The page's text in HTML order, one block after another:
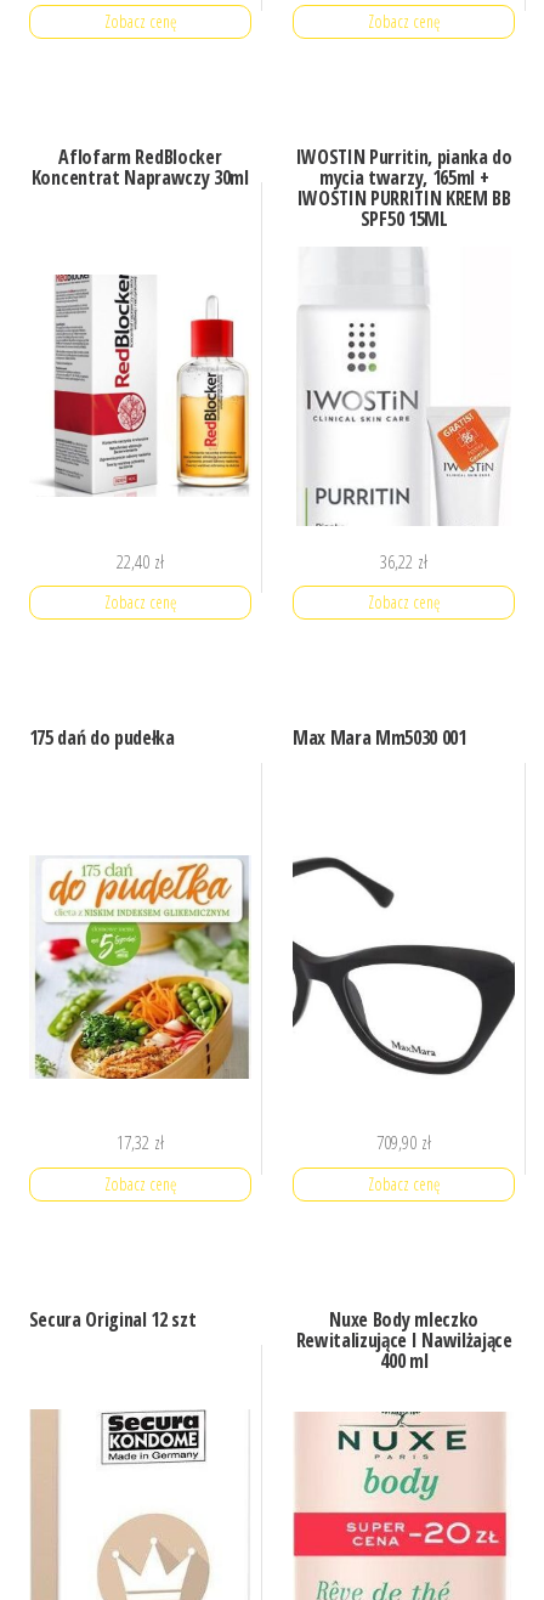
Zobacz cenę Zobacz cenę
Aflofarm RedBlocker
Koncentrat Naprawczy 30ml
22,40 zł
Zobacz cenę
IWOSTIN Purritin, pianka do
mycia twarzy, 165ml +
IWOSTIN PURRITIN KREM BB
SPF50 15ML
36,22 zł
Zobacz cenę
175 dań do pudełka
17,32 zł
Zobacz cenę
Max Mara Mm5030 001
709,90 zł
Zobacz cenę
Secura Original 12 szt Nuxe Body mleczko
Rewitalizujące I Nawilżające
400 ml